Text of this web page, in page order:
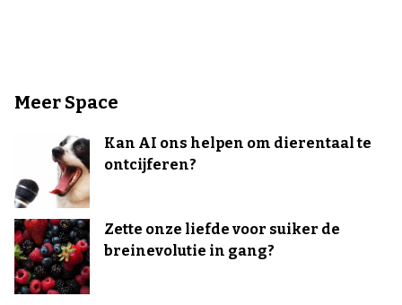
Meer Space
Kan AI ons helpen om dierentaal te
ontcijferen?
Zette onze liefde voor suiker de
breinevolutie in gang?